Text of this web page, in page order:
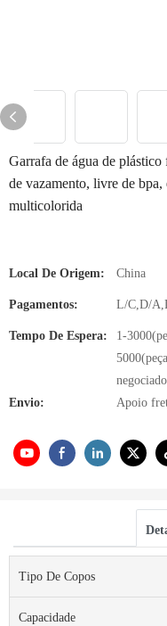
Garrafa de água de
de vazamento, livre de
multicolorida
Local De Origem: China
Pagamentos: L/C,D/
Tempo De Espera:
1-
Envio:
Apoio
Tipo De Copos
Capacidade